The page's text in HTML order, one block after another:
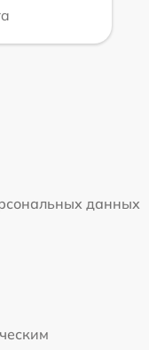
данных